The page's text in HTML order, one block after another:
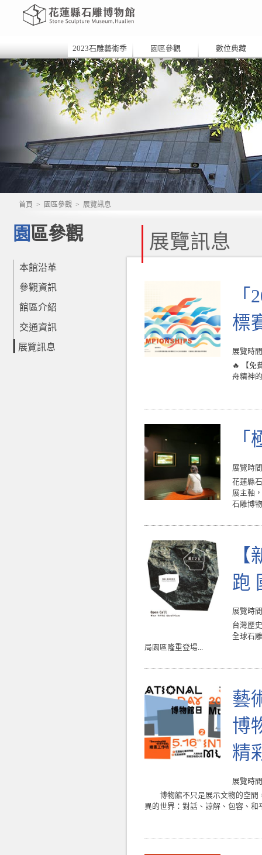
2023石雕藝術季 園區參觀 數位典藏
首頁 > 園區參觀 > 展覽訊息
園區參觀
本館沿革
參觀資訊
館區介紹
交通資訊
展覽訊息
展覽訊息
標
展覽時
🔥 【免
舟精神
展覽時
花蓮縣
展主軸
石雕博
跑
展覽時
台灣歷
全球石
局園區隆重登場...
藝
博
精
展覽時
博物館不只是展示文物的空間，
異的世界：對話、諒解、包容、